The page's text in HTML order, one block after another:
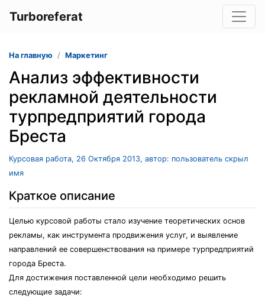
Turboreferat
На главную Маркетинг
Анализ эффективности
рекламной деятельности
турпредприятий города
Бреста
Курсовая работа, 26 Октября 2013, автор: пользователь скрыл
имя
Краткое описание
Целью курсовой работы стало изучение теоретических основ
рекламы, как инструмента продвижения услуг, и выявление
направлений ее совершенствования на примере турпредприятий
города Бреста.
Для достижения поставленной цели необходимо решить
следующие задачи: